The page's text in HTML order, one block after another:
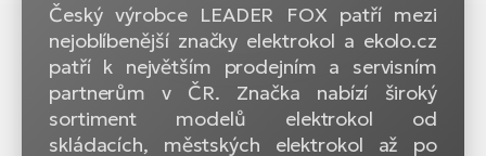
Český výrobce LEADER FOX patří mezi
nejoblíbenější značky elektrokol a ekolo.cz
patří k největším prodejním a servisním
partnerům v ČR. Značka nabízí široký
sortiment modelů elektrokol od
skládacích, městských elektrokol až po